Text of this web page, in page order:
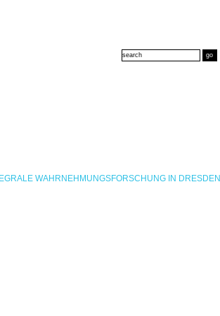
WAHRNEHMUNGSFORSCHUNG IN DRESDEN